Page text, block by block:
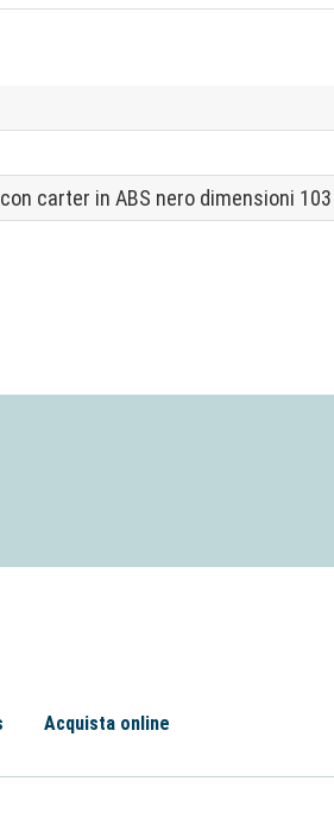
carter in ABS nero dimensioni
Acquista online